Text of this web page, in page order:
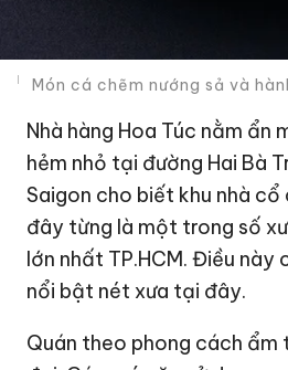
Món cá chẽm nướng sả và
Nhà hàng Hoa Túc nằm ẩn
hẻm nhỏ tại đường Hai Bà
Saigon cho biết khu nhà
đây từng là một trong số
lớn nhất TP.HCM. Điều này
nổi bật nét xưa tại đây.
Quán theo phong cách ẩm